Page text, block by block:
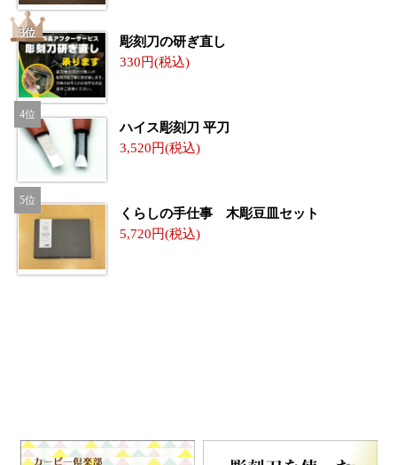
彫刻刀の研ぎ直し
330
ハイス彫刻刀 平刀
3,520
くらしの手仕事 木彫豆皿セット
5,720